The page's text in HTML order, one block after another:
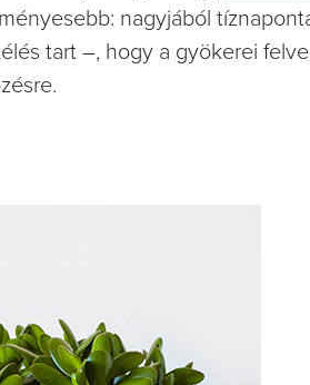
nagyjából
tart –, hogy a gyökerei